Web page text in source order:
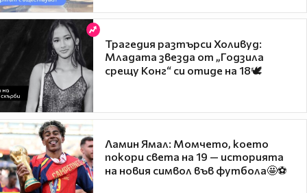
Трагедия разтърси Холивуд:
Младата звезда от „Годзила
срещу Конг“ си отиде на 18🕊️
Ламин Ямал: Момчето, което
покори света на 19 — историята
на новия символ във футбола🤩⚽